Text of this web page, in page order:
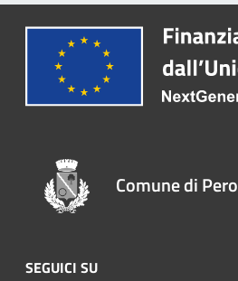
Comune di Pero
SEGUICI SU